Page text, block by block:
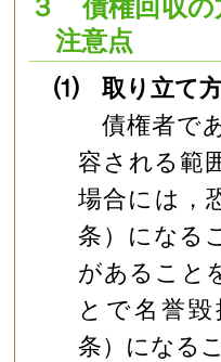
３ 債権回収の
注意点
⑴ 取り立て方
債権者で
容される範
場合には，
条）になる
があること
とで名誉
条）になる